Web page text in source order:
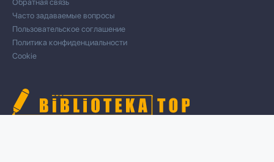
Обратная связь
Часто задаваемые вопросы
Пользовательское соглашение
Политика конфиденциальности
Cookie